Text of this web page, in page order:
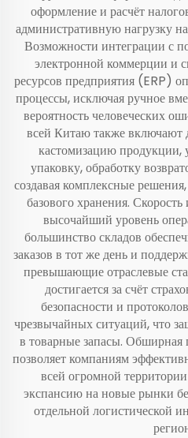
оформление и расчёт
административную нагрузку
Возможности интеграции с
электронной коммерции и
ресурсов предприятия (ERP)
процессы, исключая ручное
вероятность человеческих
всей Китаю также включают
кастомизацию продукции,
упаковку, обработку
создавая комплексные
базового хранения.
высочайший уровень
большинство складов
заказов в тот же день и
превышающие отраслевые
достигается за счёт
безопасности и
чрезвычайных ситуаций, что
в товарные запасы. Обширная
позволяет компаниям
всей огромной
экспансию на новые рынки
отдельной логистической